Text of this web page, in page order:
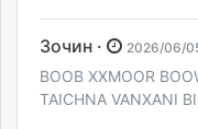
Зочин · 2026/06/
BOOB XXMOOR
TAICHNA VANXANI